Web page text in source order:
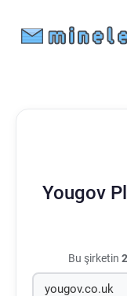
Yougov
Bu şirketin 2